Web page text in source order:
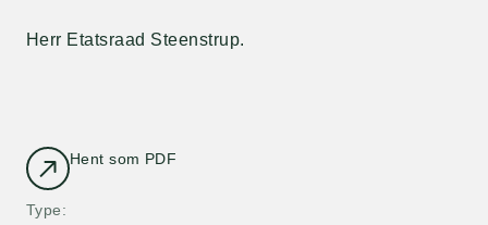
Hent som PDF
Type
Herr Etatsraad Steenstrup.